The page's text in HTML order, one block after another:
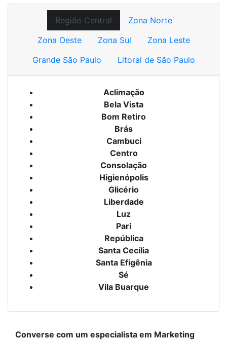
Região Central
Zona Norte
Zona Oeste
Zona Sul
Zona Leste
Grande São Paulo
Litoral de São Paulo
Aclimação
Bela Vista
Bom Retiro
Brás
Cambuci
Centro
Consolação
Higienópolis
Glicério
Liberdade
Luz
Pari
República
Santa Cecília
Santa Efigênia
Sé
Vila Buarque
Converse com um especialista em Marketing